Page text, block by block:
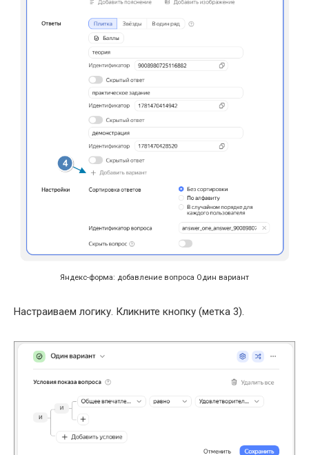
Яндекс-форма: добавление вопроса Один вариант
Настраиваем логику. Кликните кнопку (метка 3).